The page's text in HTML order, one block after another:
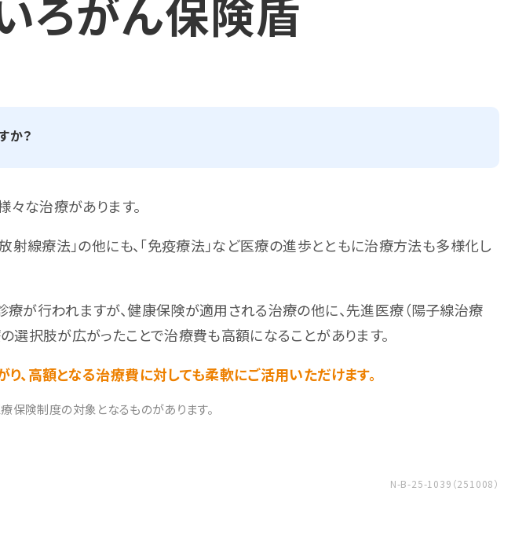
ろがん保険盾
か？
々な治療があります。
射線療法」の他にも、「免疫療法」など医療の進歩とともに治療方法も多様化し
が行われますが、健康保険が適用される治療の他に、先進医療（陽子線治療
選択肢が広がったことで治療費も高額になることがあります。
、高額となる治療費に対しても柔軟にご活用いただけます。
険制度の対象となるものがあります。
N-B-25-1039（251008）